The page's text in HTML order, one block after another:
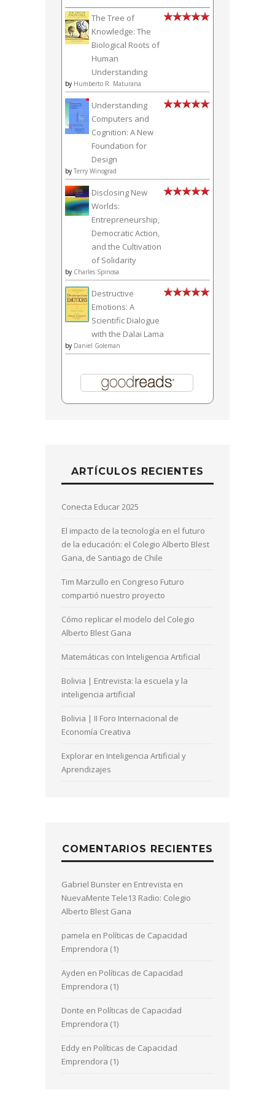
The Tree of
Knowledge: The
Biological Roots of
Human
Understanding
by Humberto R. Maturana
Understanding
Computers and
Cognition: A New
Foundation for
Design
by Terry Winograd
Disclosing New
Worlds:
Entrepreneurship,
Democratic Action,
and the Cultivation
of Solidarity
by Charles Spinosa
Destructive
Emotions: A
Scientific Dialogue
with the Dalai Lama
by Daniel Goleman
ARTÍCULOS RECIENTES
Conecta Educar 2025
El impacto de la tecnología en el futuro
de la educación: el Colegio Alberto Blest
Gana, de Santiago de Chile
Tim Marzullo en Congreso Futuro
compartió nuestro proyecto
Cómo replicar el modelo del Colegio
Alberto Blest Gana
Matemáticas con Inteligencia Artificial
Bolivia | Entrevista: la escuela y la
inteligencia artificial
Bolivia | II Foro Internacional de
Economía Creativa
Explorar en Inteligencia Artificial y
Aprendizajes
COMENTARIOS RECIENTES
Gabriel Bunster en Entrevista en
NuevaMente Tele13 Radio: Colegio
Alberto Blest Gana
pamela en Políticas de Capacidad
Emprendora (1)
Ayden en Políticas de Capacidad
Emprendora (1)
Donte en Políticas de Capacidad
Emprendora (1)
Eddy en Políticas de Capacidad
Emprendora (1)